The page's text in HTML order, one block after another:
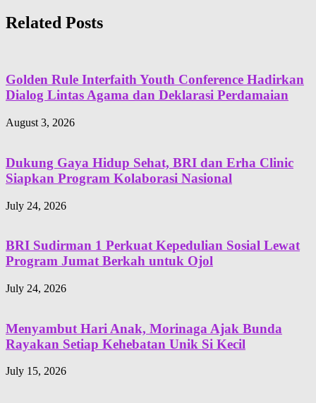
Related Posts
Golden Rule Interfaith Youth Conference Hadirkan
Dialog Lintas Agama dan Deklarasi Perdamaian
August 3, 2026
Dukung Gaya Hidup Sehat, BRI dan Erha Clinic
Siapkan Program Kolaborasi Nasional
July 24, 2026
BRI Sudirman 1 Perkuat Kepedulian Sosial Lewat
Program Jumat Berkah untuk Ojol
July 24, 2026
Menyambut Hari Anak, Morinaga Ajak Bunda
Rayakan Setiap Kehebatan Unik Si Kecil
July 15, 2026